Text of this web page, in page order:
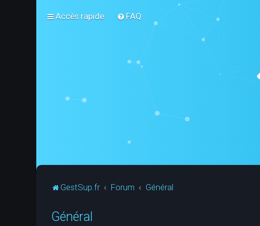
Accès rapide FAQ
GestSup.fr Forum Général
Général